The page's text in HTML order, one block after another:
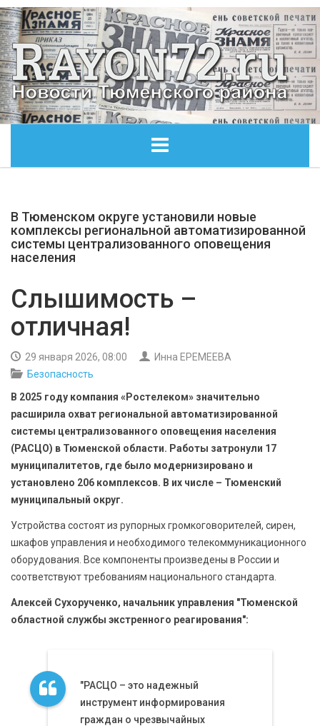
ОБЩЕСТВО
ЭКОНОМИКА
КУЛЬТУРА
БЕЗОПАСНОСТЬ
СПОРТ
АРХИВ PDF
В Тюменском округе установили новые
комплексы региональной автоматизированной
системы централизованного оповещения
населения
Слышимость –
отличная!
29 января 2026, 08:00
Инна ЕРЕМЕЕВА
Безопасность
В 2025 году компания «Ростелеком» значительно
расширила охват региональной автоматизированной
системы централизованного оповещения населения
(РАСЦО) в Тюменской области. Работы затронули 17
муниципалитетов, где было модернизировано и
установлено 206 комплексов. В их числе – Тюменский
муниципальный округ.
Устройства состоят из рупорных громкоговорителей, сирен,
шкафов управления и необходимого телекоммуникационного
оборудования. Все компоненты произведены в России и
соответствуют требованиям национального стандарта.
Алексей Сухорученко, начальник управления "Тюменской
областной службы экстренного реагирования":
"РАСЦО – это надежный
инструмент информирования
граждан о чрезвычайных